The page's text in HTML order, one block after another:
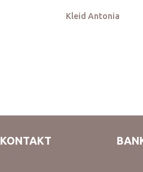
Kleid Antonia
KONTAKT